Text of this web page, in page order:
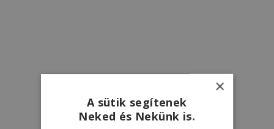
×
A sütik segítenek
Neked és Nekünk is.